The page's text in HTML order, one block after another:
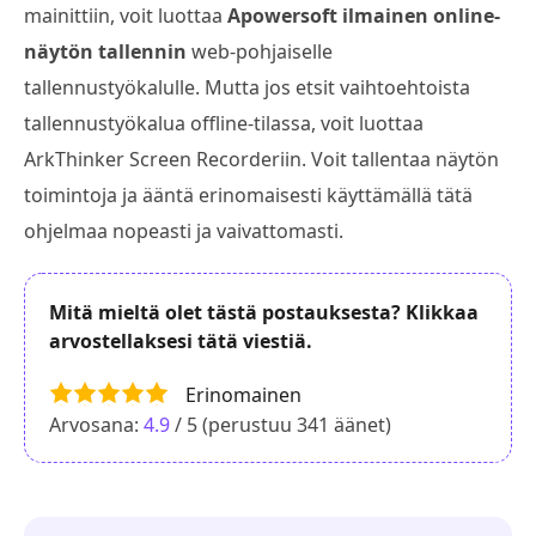
mainittiin, voit luottaa Apowersoft ilmainen online-
näytön tallennin web-pohjaiselle
tallennustyökalulle. Mutta jos etsit vaihtoehtoista
tallennustyökalua offline-tilassa, voit luottaa
ArkThinker Screen Recorderiin. Voit tallentaa näytön
toimintoja ja ääntä erinomaisesti käyttämällä tätä
ohjelmaa nopeasti ja vaivattomasti.
Mitä mieltä olet tästä postauksesta? Klikkaa
arvostellaksesi tätä viestiä.
Erinomainen
Arvosana: 4.9/ 5 (perustuu 341 äänet)